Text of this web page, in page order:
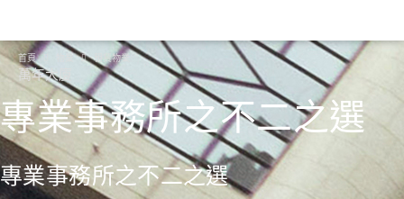
首頁 租賃物業
萬年大廈
專業事務所之不二之選
專業事務所之不二之選